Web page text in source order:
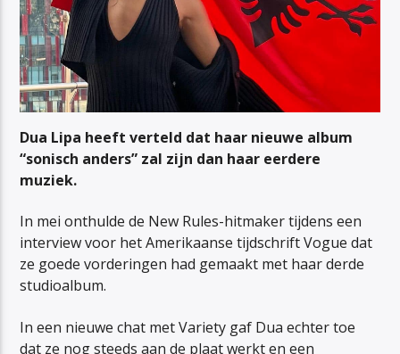
Dua Lipa heeft verteld dat haar nieuwe album
“sonisch anders” zal zijn dan haar eerdere
muziek.
In mei onthulde de New Rules-hitmaker tijdens een
interview voor het Amerikaanse tijdschrift Vogue dat
ze goede vorderingen had gemaakt met haar derde
studioalbum.
In een nieuwe chat met Variety gaf Dua echter toe
dat ze nog steeds aan de plaat werkt en een